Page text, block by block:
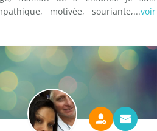
motivée, souriante,...voir